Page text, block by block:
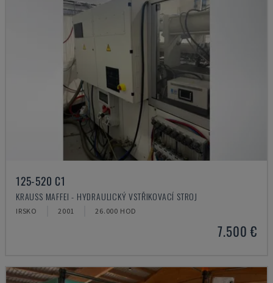
125-520 C1
KRAUSS MAFFEI - HYDRAULICKÝ VSTŘIKOVACÍ STROJ
IRSKO 2001 26.000 HOD
7.500 €